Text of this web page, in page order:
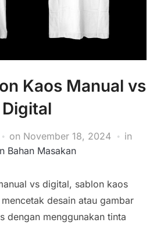
Kaos Manual vs
Digital
on November 18, 2024
in
Bahan Masakan
vs digital, sablon kaos
desain atau gambar
dengan menggunakan tinta